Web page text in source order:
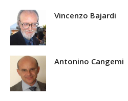
Vincenzo Bajardi
Antonino Cangemi